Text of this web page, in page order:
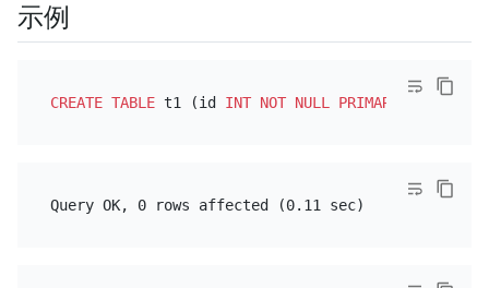
示例
CREATE TABLE t1 (id INT NOT NULL PRIMARY KEY